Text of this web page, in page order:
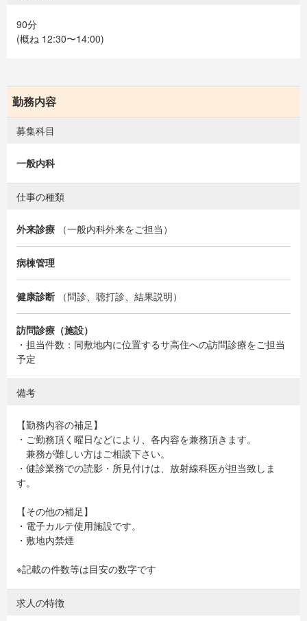
90分
(概ね 12:30〜14:00)
勤務内容
募集科目
一般内科
仕事の種類
外来診療 （一般内科外来をご担当）
病棟管理
健康診断 （問診、聴打診、結果説明）
訪問診療（施設）
・担当件数：同敷地内に位置するサ高住への訪問診療をご担当
予定
備考
【勤務内容の補足】
・ご勤務頂く曜日などにより、各内容を兼務頂きます。
兼務が難しい方はご相談下さい。
・健診業務での読影・所見付けは、放射線科医が担当致しま
す。
【その他の補足】
・電子カルテ使用施設です。
・敷地内禁煙
※記載の件数等は目安の数字です
求人の特徴